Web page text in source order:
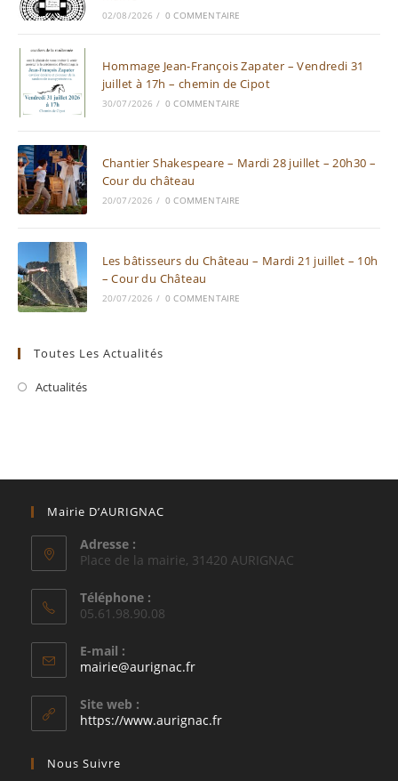
02/08/2026 / 0 COMMENTAIRE
Hommage Jean-François Zapater – Vendredi 31
juillet à 17h – chemin de Cipot
30/07/2026 / 0 COMMENTAIRE
Chantier Shakespeare – Mardi 28 juillet – 20h30 –
Cour du château
20/07/2026 / 0 COMMENTAIRE
Les bâtisseurs du Château – Mardi 21 juillet – 10h
– Cour du Château
20/07/2026 / 0 COMMENTAIRE
Toutes Les Actualités
Actualités
Mairie D’AURIGNAC
Adresse :
Place de la mairie, 31420 AURIGNAC
Téléphone :
05.61.98.90.08
E-mail :
mairie@aurignac.frS’ouvre
application
Site web :
https://www.aurignac.fr
Nous Suivre